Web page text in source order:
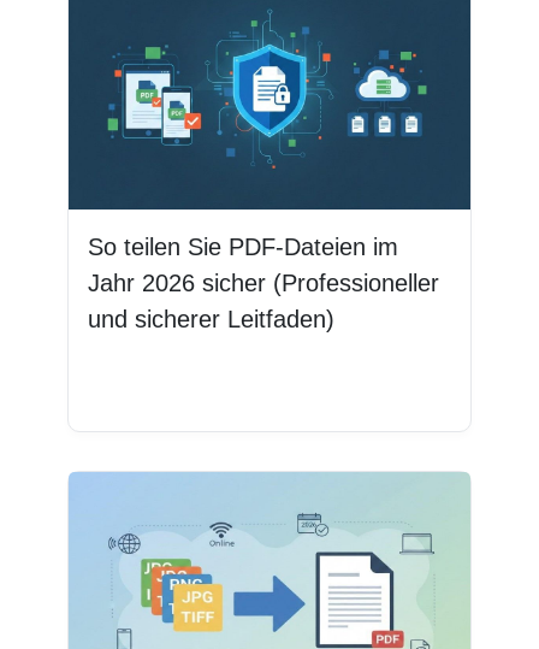
So teilen Sie PDF-Dateien im
Jahr 2026 sicher (Professioneller
und sicherer Leitfaden)